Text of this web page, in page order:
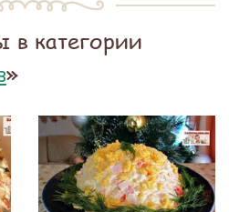
в категории
»